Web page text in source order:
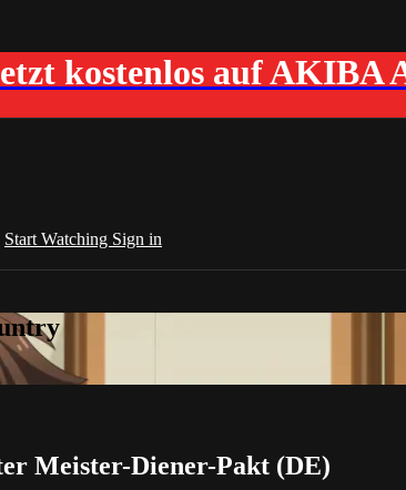
kostenlos auf AKIBA
Start Watching Sign in
Meister-Diener-Pakt (DE)